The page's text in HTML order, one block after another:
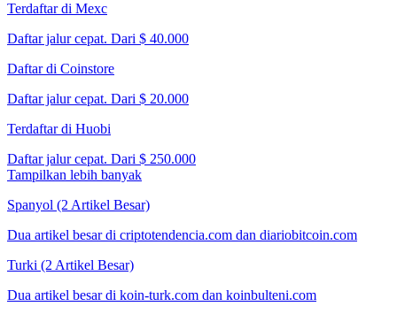
Terdaftar di Mexc
Daftar jalur cepat. Dari $ 40.000
Daftar di Coinstore
Daftar jalur cepat. Dari $ 20.000
Terdaftar di Huobi
Daftar jalur cepat. Dari $ 250.000
Tampilkan lebih banyak
Spanyol (2 Artikel Besar)
Dua artikel besar di criptotendencia.com dan diariobitcoin.com
Turki (2 Artikel Besar)
Dua artikel besar di koin-turk.com dan koinbulteni.com